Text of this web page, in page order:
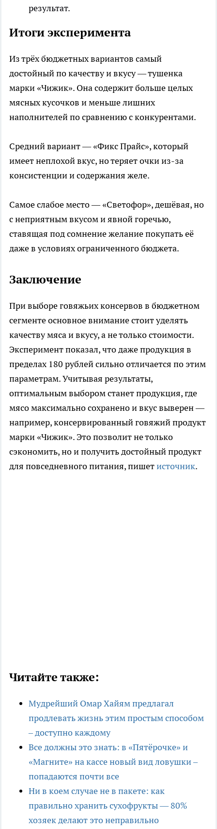
результат.
Итоги эксперимента
Из трёх бюджетных вариантов самый
достойный по качеству и вкусу — тушенка
марки «Чижик». Она содержит больше целых
мясных кусочков и меньше лишних
наполнителей по сравнению с конкурентами.
Средний вариант — «Фикс Прайс», который
имеет неплохой вкус, но теряет очки из-за
консистенции и содержания желе.
Самое слабое место — «Светофор», дешёвая, но
с неприятным вкусом и явной горечью,
ставящая под сомнение желание покупать её
даже в условиях ограниченного бюджета.
Заключение
При выборе говяжьих консервов в бюджетном
сегменте основное внимание стоит уделять
качеству мяса и вкусу, а не только стоимости.
Эксперимент показал, что даже продукция в
пределах 180 рублей сильно отличается по этим
параметрам. Учитывая результаты,
оптимальным выбором станет продукция, где
мясо максимально сохранено и вкус выверен —
например, консервированный говяжий продукт
марки «Чижик». Это позволит не только
сэкономить, но и получить достойный продукт
для повседневного питания, пишетисточник.
Читайте также:
Мудрейший Омар Хайям предлагал
продлевать жизнь этим простым способом
– доступно каждому
Все должны это знать: в «Пятёрочке» и
«Магните» на кассе новый вид ловушки –
попадаются почти все
Ни в коем случае не в пакете: как
правильно хранить сухофрукты — 80%
хозяек делают это неправильно